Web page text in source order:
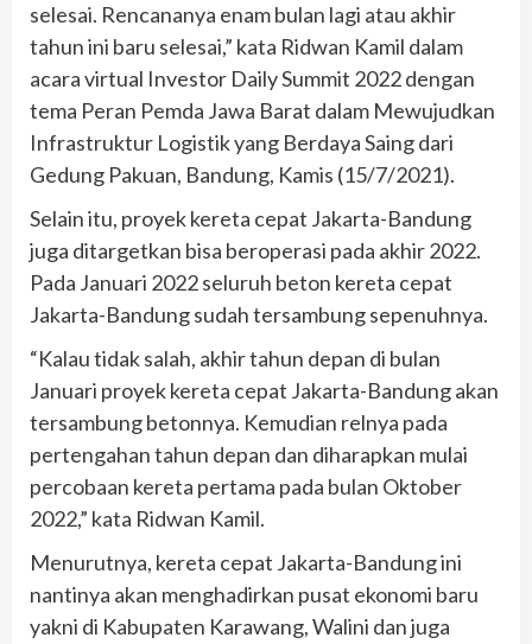
selesai. Rencananya enam bulan lagi atau akhir
tahun ini baru selesai,” kata Ridwan Kamil dalam
acara virtual Investor Daily Summit 2022 dengan
tema Peran Pemda Jawa Barat dalam Mewujudkan
Infrastruktur Logistik yang Berdaya Saing dari
Gedung Pakuan, Bandung, Kamis (15/7/2021).
Selain itu, proyek kereta cepat Jakarta-Bandung
juga ditargetkan bisa beroperasi pada akhir 2022.
Pada Januari 2022 seluruh beton kereta cepat
Jakarta-Bandung sudah tersambung sepenuhnya.
“Kalau tidak salah, akhir tahun depan di bulan
Januari proyek kereta cepat Jakarta-Bandung akan
tersambung betonnya. Kemudian relnya pada
pertengahan tahun depan dan diharapkan mulai
percobaan kereta pertama pada bulan Oktober
2022,” kata Ridwan Kamil.
Menurutnya, kereta cepat Jakarta-Bandung ini
nantinya akan menghadirkan pusat ekonomi baru
yakni di Kabupaten Karawang, Walini dan juga